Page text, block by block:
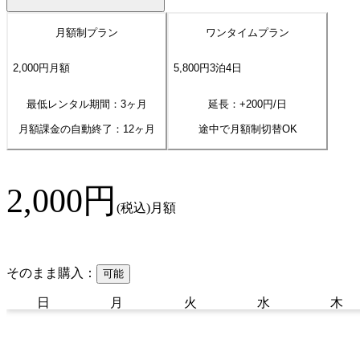
月額制プラン
2,000円 月額
最低レンタル期間：3ヶ月
月額課金の自動終了： 12ヶ月
ワンタイムプラン
5,800円3泊4 日
延長：+200円/日
途中で月額制切替OK
2,000円 (税込)月額
そのまま購入： 可能
日 月 火 水 木